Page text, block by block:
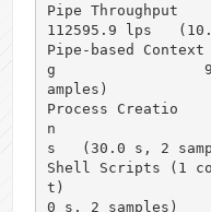
Pipe Throughput
112595.9 lps
Pipe-based
g
amples)
Process Creatio
n
s   (30.0 s, 2
Shell Scripts (1
t)
0 s, 2 samples)